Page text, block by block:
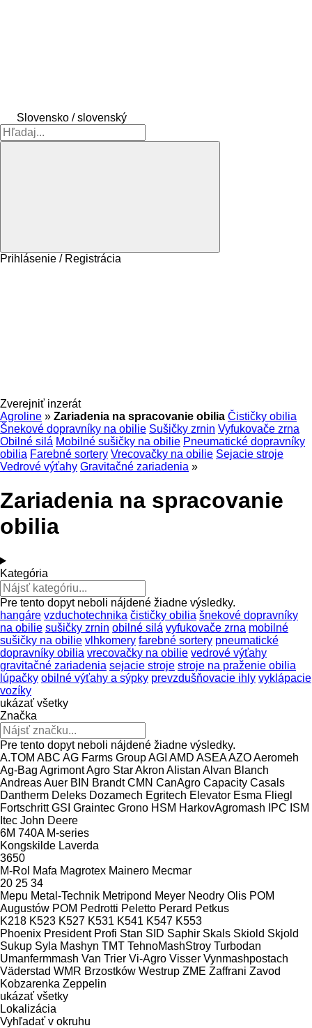
Slovensko / slovenský
Prihlásenie / Registrácia
Zverejniť inzerát
Agroline » Zariadenia na spracovanie obilia Čističky obilia
Šnekové dopravníky na obilie Sušičky zrnin Vyfukovače zrna
Obilné silá Mobilné sušičky na obilie Pneumatické dopravníky
obilia Farebné sortery Vrecovačky na obilie Sejacie stroje
Vedrové výťahy Gravitačné zariadenia »
Zariadenia na spracovanie
obilia
Kategória
Pre tento dopyt neboli nájdené žiadne výsledky.
hangáre vzduchotechnika čističky obilia šnekové dopravníky
na obilie sušičky zrnin obilné silá vyfukovače zrna mobilné
sušičky na obilie vlhkomery farebné sortery pneumatické
dopravníky obilia vrecovačky na obilie vedrové výťahy
gravitačné zariadenia sejacie stroje stroje na praženie obilia
lúpačky obilné výťahy a sýpky prevzdušňovacie ihly vyklápacie
vozíky
ukázať všetky
Značka
Pre tento dopyt neboli nájdené žiadne výsledky.
A.TOM ABC AG Farms GroupAGI AMD ASEAAZOAeromeh
Ag-Bag AgrimontAgro StarAkron Alistan Alvan Blanch
Andreas Auer BIN Brandt CMN CanAgro Capacity Casals
Dantherm Deleks Dozamech Egritech Elevator Esma Fliegl
Fortschritt GSI Graintec Grono HSM HarkovAgromash IPC ISM
Itec John Deere
6M 740A M-series
Kongskilde Laverda
3650
M-Rol Mafa Magrotex Mainero Mecmar
20 25 34
Mepu Metal-Technik Metripond Meyer Neodry Olis POM
Augustów POM Pedrotti Peletto Perard Petkus
K218 K523 K527 K531 K541 K547 K553
Phoenix President Profi Stan SID Saphir Skals Skiold Skjold
Sukup Syla Mashyn TMT TehnoMashStroy Turbodan
Umanfermmash Van Trier Vi-Agro Visser Vynmashpostach
Väderstad WMR Brzostków Westrup ZME Zaffrani Zavod
Kobzarenka Zeppelin
ukázať všetky
Lokalizácia
Vyhľadať v okruhu